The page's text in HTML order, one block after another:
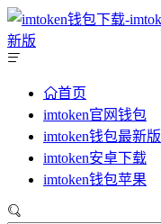
首页
imtoken官网钱包
imtoken钱包最新版
imtoken安卓下载
imtoken钱包苹果